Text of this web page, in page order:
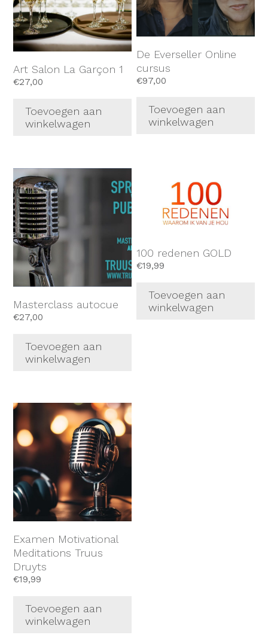
Art Salon La Garçon 1
€27,00
Toevoegen aan
winkelwagen
De Everseller Online
cursus
€97,00
Toevoegen aan
winkelwagen
Masterclass autocue
€27,00
Toevoegen aan
winkelwagen
100 redenen GOLD
€19,99
Toevoegen aan
winkelwagen
Examen Motivational
Meditations Truus
Druyts
€19,99
Toevoegen aan
winkelwagen